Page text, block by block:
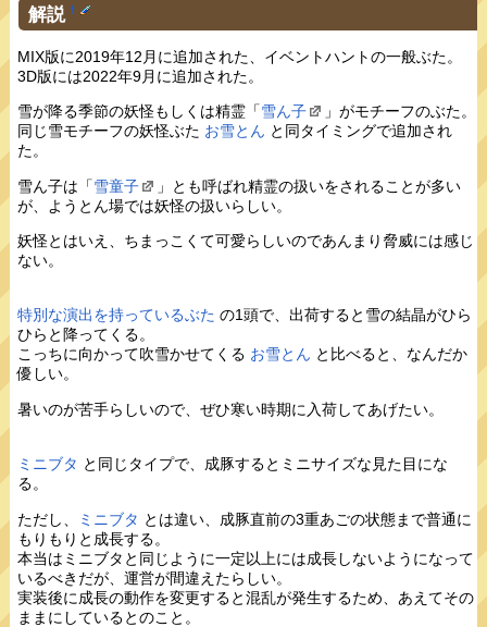
解説 †
MIX版に2019年12月に追加された、イベントハントの一般ぶた。
3D版には2022年9月に追加された。
雪が降る季節の妖怪もしくは精霊「雪ん子
」がモチーフのぶた。
同じ雪モチーフの妖怪ぶた お雪とん と同タイミングで追加され
た。
雪ん子は「雪童子
」とも呼ばれ精霊の扱いをされることが多い
が、ようとん場では妖怪の扱いらしい。
妖怪とはいえ、ちまっこくて可愛らしいのであんまり脅威には感じ
ない。
特別な演出を持っているぶた の1頭で、出荷すると雪の結晶がひら
ひらと降ってくる。
こっちに向かって吹雪かせてくる お雪とん と比べると、なんだか
優しい。
暑いのが苦手らしいので、ぜひ寒い時期に入荷してあげたい。
ミニブタ と同じタイプで、成豚するとミニサイズな見た目にな
る。
ただし、 ミニブタ とは違い、成豚直前の3重あごの状態まで普通に
もりもりと成長する。
本当はミニブタと同じように一定以上には成長しないようになって
いるべきだが、運営が間違えたらしい。
実装後に成長の動作を変更すると混乱が発生するため、あえてその
ままにしているとのこと。